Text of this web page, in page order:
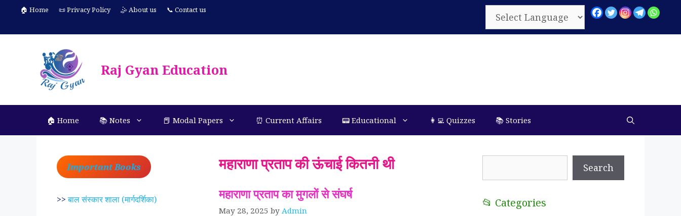
content
🏠 Home 📜 Privacy Policy 🤹 About us 📞 Contact us
Raj Gyan Education
🏠 Home 📚 Notes 📕 Modal Papers ⏰ Current Affairs 📟 Educational 👩‍💻 Quizzes 📚 Stories
महाराणा प्रताप की ऊंचाई कितनी थी
महाराणा प्रताप का मुगलों से संघर्ष
May 28, 2025 by Admin
Important Books
>>बाल संस्कार शाला (मार्गदर्शिका)
Search
📂 Categories